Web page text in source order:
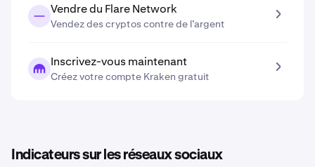
Vendre du Flare Network
Vendez des cryptos contre de l’argent
Inscrivez-vous maintenant
Créez votre compte Kraken gratuit
Indicateurs sur les réseaux sociaux